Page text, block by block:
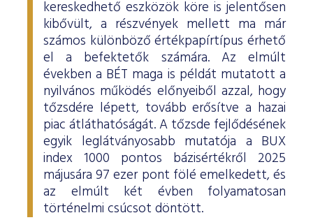
kereskedhető eszközök köre is jelentősen
kibővült, a részvények mellett ma már
számos különböző értékpapírtípus érhető
el a befektetők számára. Az elmúlt
években a BÉT maga is példát mutatott a
nyilvános működés előnyeiből azzal, hogy
tőzsdére lépett, tovább erősítve a hazai
piac átláthatóságát. A tőzsde fejlődésének
egyik leglátványosabb mutatója a BUX
index 1000 pontos bázisértékről 2025
májusára 97 ezer pont fölé emelkedett, és
az elmúlt két évben folyamatosan
történelmi csúcsot döntött.